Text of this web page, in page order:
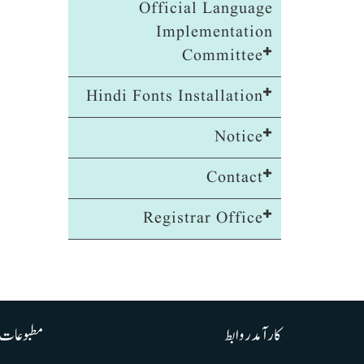
Official Language
Implementation
Committee
Hindi Fonts Installation
Notice
Contact
Registrar Office
کارآمد روابط مطبوعات